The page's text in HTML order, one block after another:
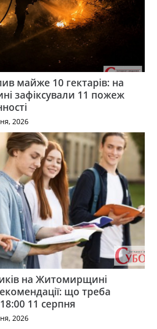
майже 10 гектарів: на
зафіксували 11 пожеж
2026
на Житомирщині
що треба
11 серпня
2026